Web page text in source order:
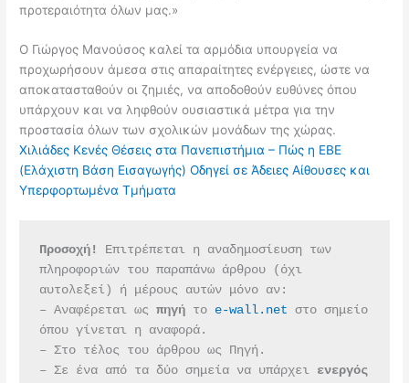
προτεραιότητα όλων μας.»
Ο Γιώργος Μανούσος καλεί τα αρμόδια υπουργεία να
προχωρήσουν άμεσα στις απαραίτητες ενέργειες, ώστε να
αποκατασταθούν οι ζημιές, να αποδοθούν ευθύνες όπου
υπάρχουν και να ληφθούν ουσιαστικά μέτρα για την
προστασία όλων των σχολικών μονάδων της χώρας.
Χιλιάδες Κενές Θέσεις στα Πανεπιστήμια – Πώς η ΕΒΕ
(Ελάχιστη Βάση Εισαγωγής) Οδηγεί σε Άδειες Αίθουσες και
Υπερφορτωμένα Τμήματα
Προσοχή!
Επιτρέπεται η αναδημοσίευση των
πληροφοριών του παραπάνω άρθρου (όχι
αυτολεξεί) ή μέρους αυτών μόνο αν:
– Αναφέρεται ως πηγή το e-wall.net στο σημείο
όπου γίνεται η αναφορά.
– Στο τέλος του άρθρου ως Πηγή.
– Σε ένα από τα δύο σημεία να υπάρχει
ενεργός